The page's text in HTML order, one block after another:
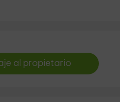
al propietario